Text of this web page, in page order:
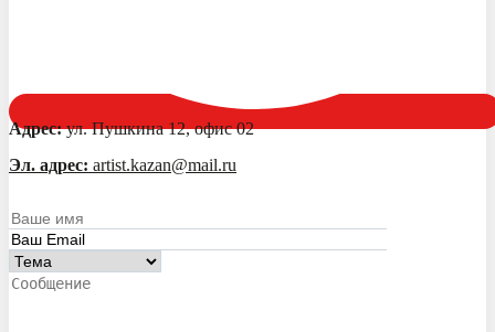
Адрес:ул. Пушкина 12, офис 02
Эл. адрес: artist.kazan@mail.ru